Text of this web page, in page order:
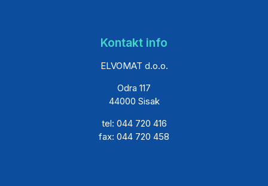
Kontakt info
ELVOMAT d.o.o.
Odra 117
44000 Sisak
tel: 044 720 416
fax: 044 720 458